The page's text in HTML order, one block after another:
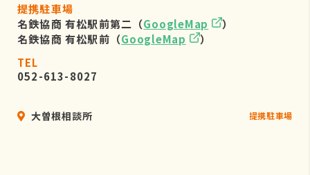
提携駐車場
名鉄協商 有松駅前第二（GoogleMap
）
名鉄協商 有松駅前（GoogleMap
）
TEL
052-613-8027
大曽根相談所 提携駐車場